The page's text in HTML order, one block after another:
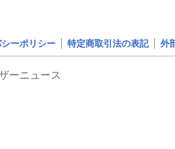
ーポリシー 特定商取引法の表記 外
ーニュース